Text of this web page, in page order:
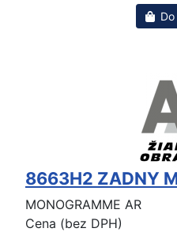
8663H2 ZADNY
MONOGRAMME AR
Cena (bez DPH)